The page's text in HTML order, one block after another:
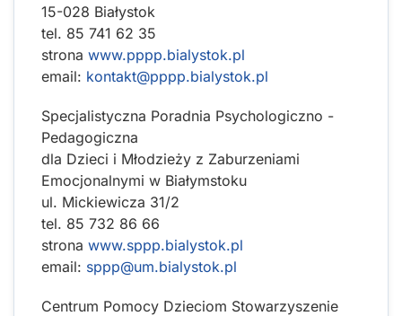
15-028 Białystok
tel. 85 741 62 35
strona www.pppp.bialystok.pl
email: kontakt@pppp.bialystok.pl
Specjalistyczna Poradnia Psychologiczno -
Pedagogiczna
dla Dzieci i Młodzieży z Zaburzeniami
Emocjonalnymi w Białymstoku
ul. Mickiewicza 31/2
tel. 85 732 86 66
strona www.sppp.bialystok.pl
email: sppp@um.bialystok.pl
Centrum Pomocy Dzieciom Stowarzyszenie